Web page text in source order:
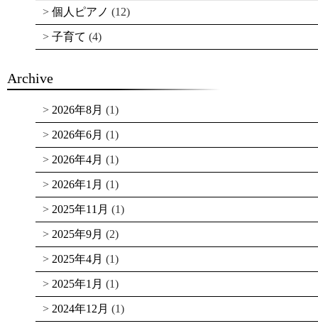
個人ピアノ (12)
子育て (4)
Archive
2026年8月 (1)
2026年6月 (1)
2026年4月 (1)
2026年1月 (1)
2025年11月 (1)
2025年9月 (2)
2025年4月 (1)
2025年1月 (1)
2024年12月 (1)